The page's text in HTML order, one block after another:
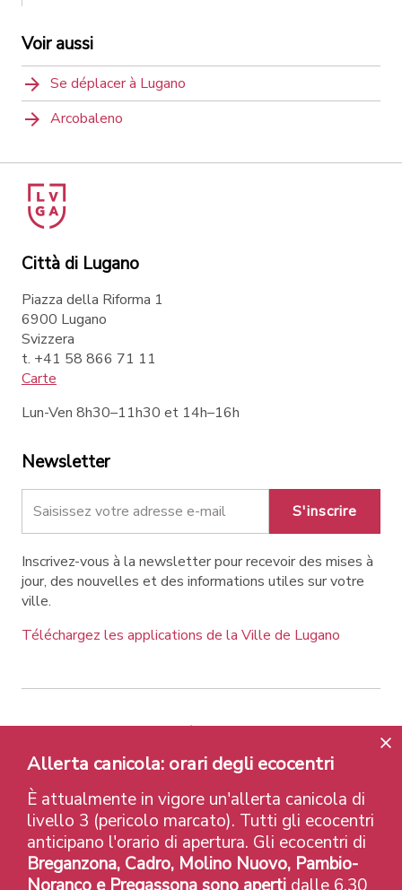
Voir aussi
Se déplacer à Lugano
Arcobaleno
Città di Lugano
Piazza della Riforma 1
6900 Lugano
Svizzera
t. +41 58 866 71 11
Carte
Lun-Ven 8h30–11h30 et 14h–16h
Newsletter
S'inscrire
Inscrivez-vous à la newsletter pour recevoir des mises à
jour, des nouvelles et des informations utiles sur votre
ville.
Téléchargez les applications de la Ville de Lugano
Contatti Liens
Avis légal
Politique de confidentialité
Labels et Distinctions
Credits
© 2026 Città di Lugano
Allerta canicola: orari degli ecocentri
È attualmente in vigore un'allerta canicola di
livello 3 (pericolo marcato). Tutti gli ecocentri
anticipano l'orario di apertura. Gli ecocentri di
Breganzona, Cadro, Molino Nuovo, Pambio-